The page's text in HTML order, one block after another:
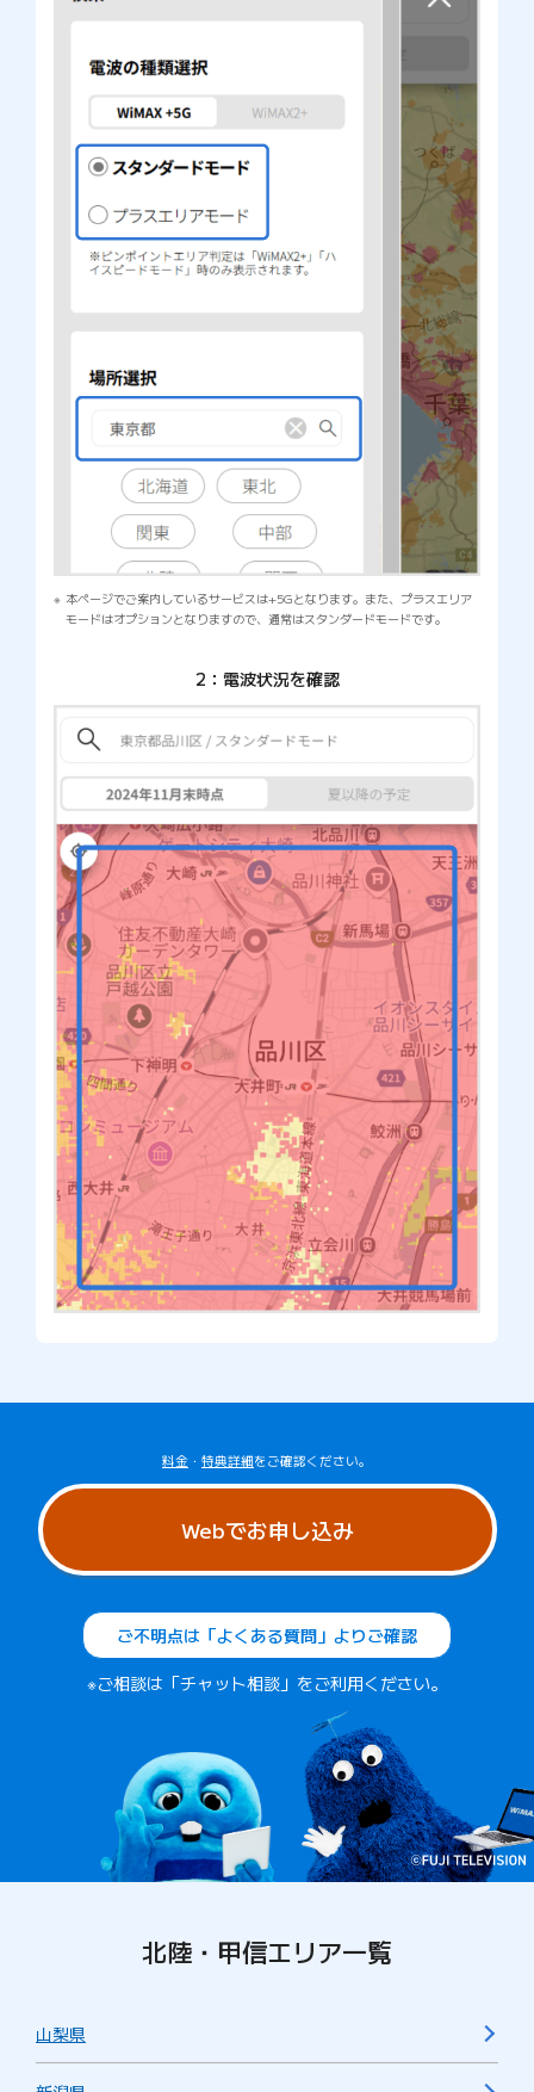
本ページでご案内しているサービスは+5Gとなります。また、プラスエリア
モードはオプションとなりますので、通常はスタンダードモードです。
2：電波状況を確認
料金 ・ 特典詳細をご確認ください。
Webでお申し込み
ご不明点は「よくある質問」よりご確認
※ご相談は「チャット相談」をご利用ください。
北陸・甲信エリア一覧
山梨県